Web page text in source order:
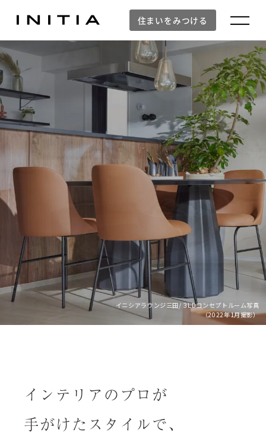
住まいをみつける
イニシアラウンジ三田/３LDコンセプトルーム写真
（2022年1月撮影）
インテリアのプロが
手がけたスタイルで、